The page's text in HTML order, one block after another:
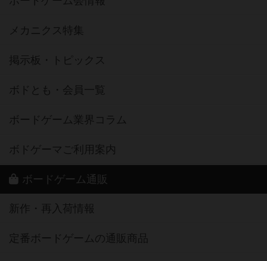
メカニクス特集
掲示板・トピックス
ボドとも・会員一覧
ボードゲーム業界コラム
ボドゲーマご利用案内
ボードゲーム通販
新作・再入荷情報
定番ボードゲームの通販商品